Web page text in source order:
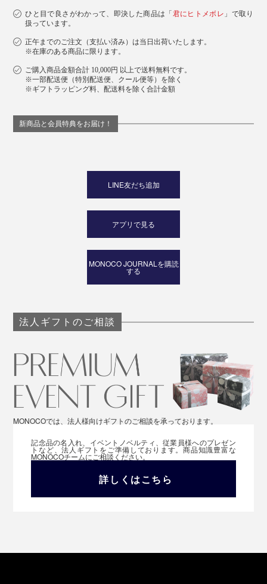
ゆで汁もお茶の風味。捨てずに、そば湯として楽しんで
パッケージは、木箱の中に茶筒をイメージした紙筒が並
ぶ、こだわりのデザイン。お茶の風味を長くキープする
ため、そばはアルミ袋に200gずつ包装されています。
旅先や料亭で食べるものというイメージの「茶そば」
が、手軽な乾麺で届く幸せ。あなたもお家で味わってく
ひと目で良さがわかって、即決した商品は「君にヒトメボレ 」で取り
扱っています。
正午までのご注文（支払い済み）は当日出荷いたします。
※在庫のある商品に限ります。
ご購入商品金額合計 10,000円 以上で送料無料です。
※一部配送便（特別配送便、クール便等）を除く
※ギフトラッピング料、配送料を除く合計金額
新商品と会員特典をお届け！
LINE友だち追加
アプリで見る
MONOCO JOURNALを購読
する
法人ギフトのご相談
MONOCOでは、法人様向けギフトのご相談を承っております。
記念品の名入れ、イベントノベルティ、従業員様へのプレゼン
トなど、法人ギフトをご準備しております。商品知識豊富な
MONOCOチームにご相談ください。
詳しくはこちら